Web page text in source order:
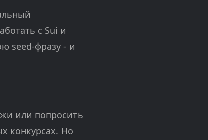
с Sui и
seed-фразу - и
или попросить
конкурсах. Но